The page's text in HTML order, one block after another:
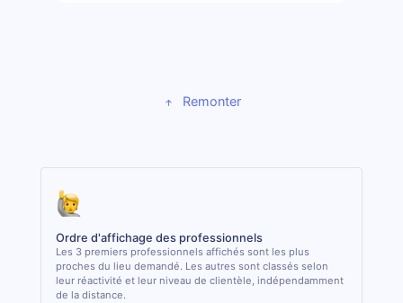
Remonter
Ordre d'affichage des professionnels
Les 3 premiers professionnels affichés sont les plus
proches du lieu demandé. Les autres sont classés selon
leur réactivité et leur niveau de clientèle, indépendamment
de la distance.